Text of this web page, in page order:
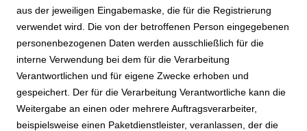
aus der jeweiligen Eingabemaske, die für die Registrierung
verwendet wird. Die von der betroffenen Person eingegebenen
personenbezogenen Daten werden ausschließlich für die
interne Verwendung bei dem für die Verarbeitung
Verantwortlichen und für eigene Zwecke erhoben und
gespeichert. Der für die Verarbeitung Verantwortliche kann die
Weitergabe an einen oder mehrere Auftragsverarbeiter,
beispielsweise einen Paketdienstleister, veranlassen, der die